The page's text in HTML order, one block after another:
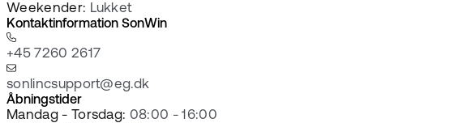
Weekender: Lukket
Kontaktinformation SonWin
+45 7260 2617
sonlincsupport@eg.dk
Åbningstider
Mandag - Torsdag: 08:00 - 16:00